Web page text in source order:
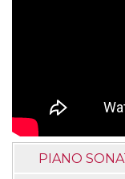
PIANO